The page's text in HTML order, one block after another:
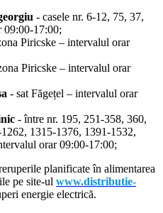
- casele nr. 6-12, 75, 37,
17:00;
Piricske – intervalul orar
Piricske – intervalul orar
- sat Făgețel – intervalul orar
- între nr. 195, 251-358, 360,
1315-1376, 1391-1532,
orar 09:00-17:00;
planificate în alimentarea
pe site-ul www.distributie-
energie electrică.